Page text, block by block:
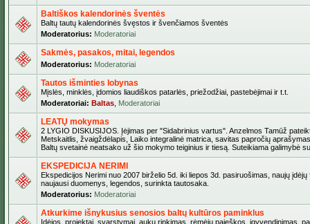
Baltiškos kalendorinės šventės
Baltų tautų kalendorinės švęstos ir švenčiamos šventės
Moderatorius: Moderatoriai
Sakmės, pasakos, mitai, legendos
Moderatorius: Moderatoriai
Tautos išminties lobynas
Mįslės, minklės, įdomios liaudiškos patarlės, priežodžiai, pastebėjimai ir t.t.
Moderatoriai: Baltas Moderatoriai
LEATŲ mokymas
2 LYGIO DISKUSIJOS. Įėjimas per "Sidabrinius vartus". Anzelmos Tamūž
Metskaitlis, žvaigždėlapis, Laiko integralinė matrica, savitas papročių
Baltų svetainė neatsako už šio mokymo teiginius ir tiesą. Suteikiama galimybė
EKSPEDICIJA NERIMI
Ekspedicijos Nerimi nuo 2007 birželio 5d. iki liepos 3d. pasiruošimas, naujų
naujausi duomenys, legendos, surinkta tautosaka.
Moderatorius: Moderatoriai
Atkurkime išnykusius senosios baltų kultūros paminklus
Įdėjos, projektai, svarstymai, aukų rinkimas, rėmėjų paieškos, įgyvendinimas,